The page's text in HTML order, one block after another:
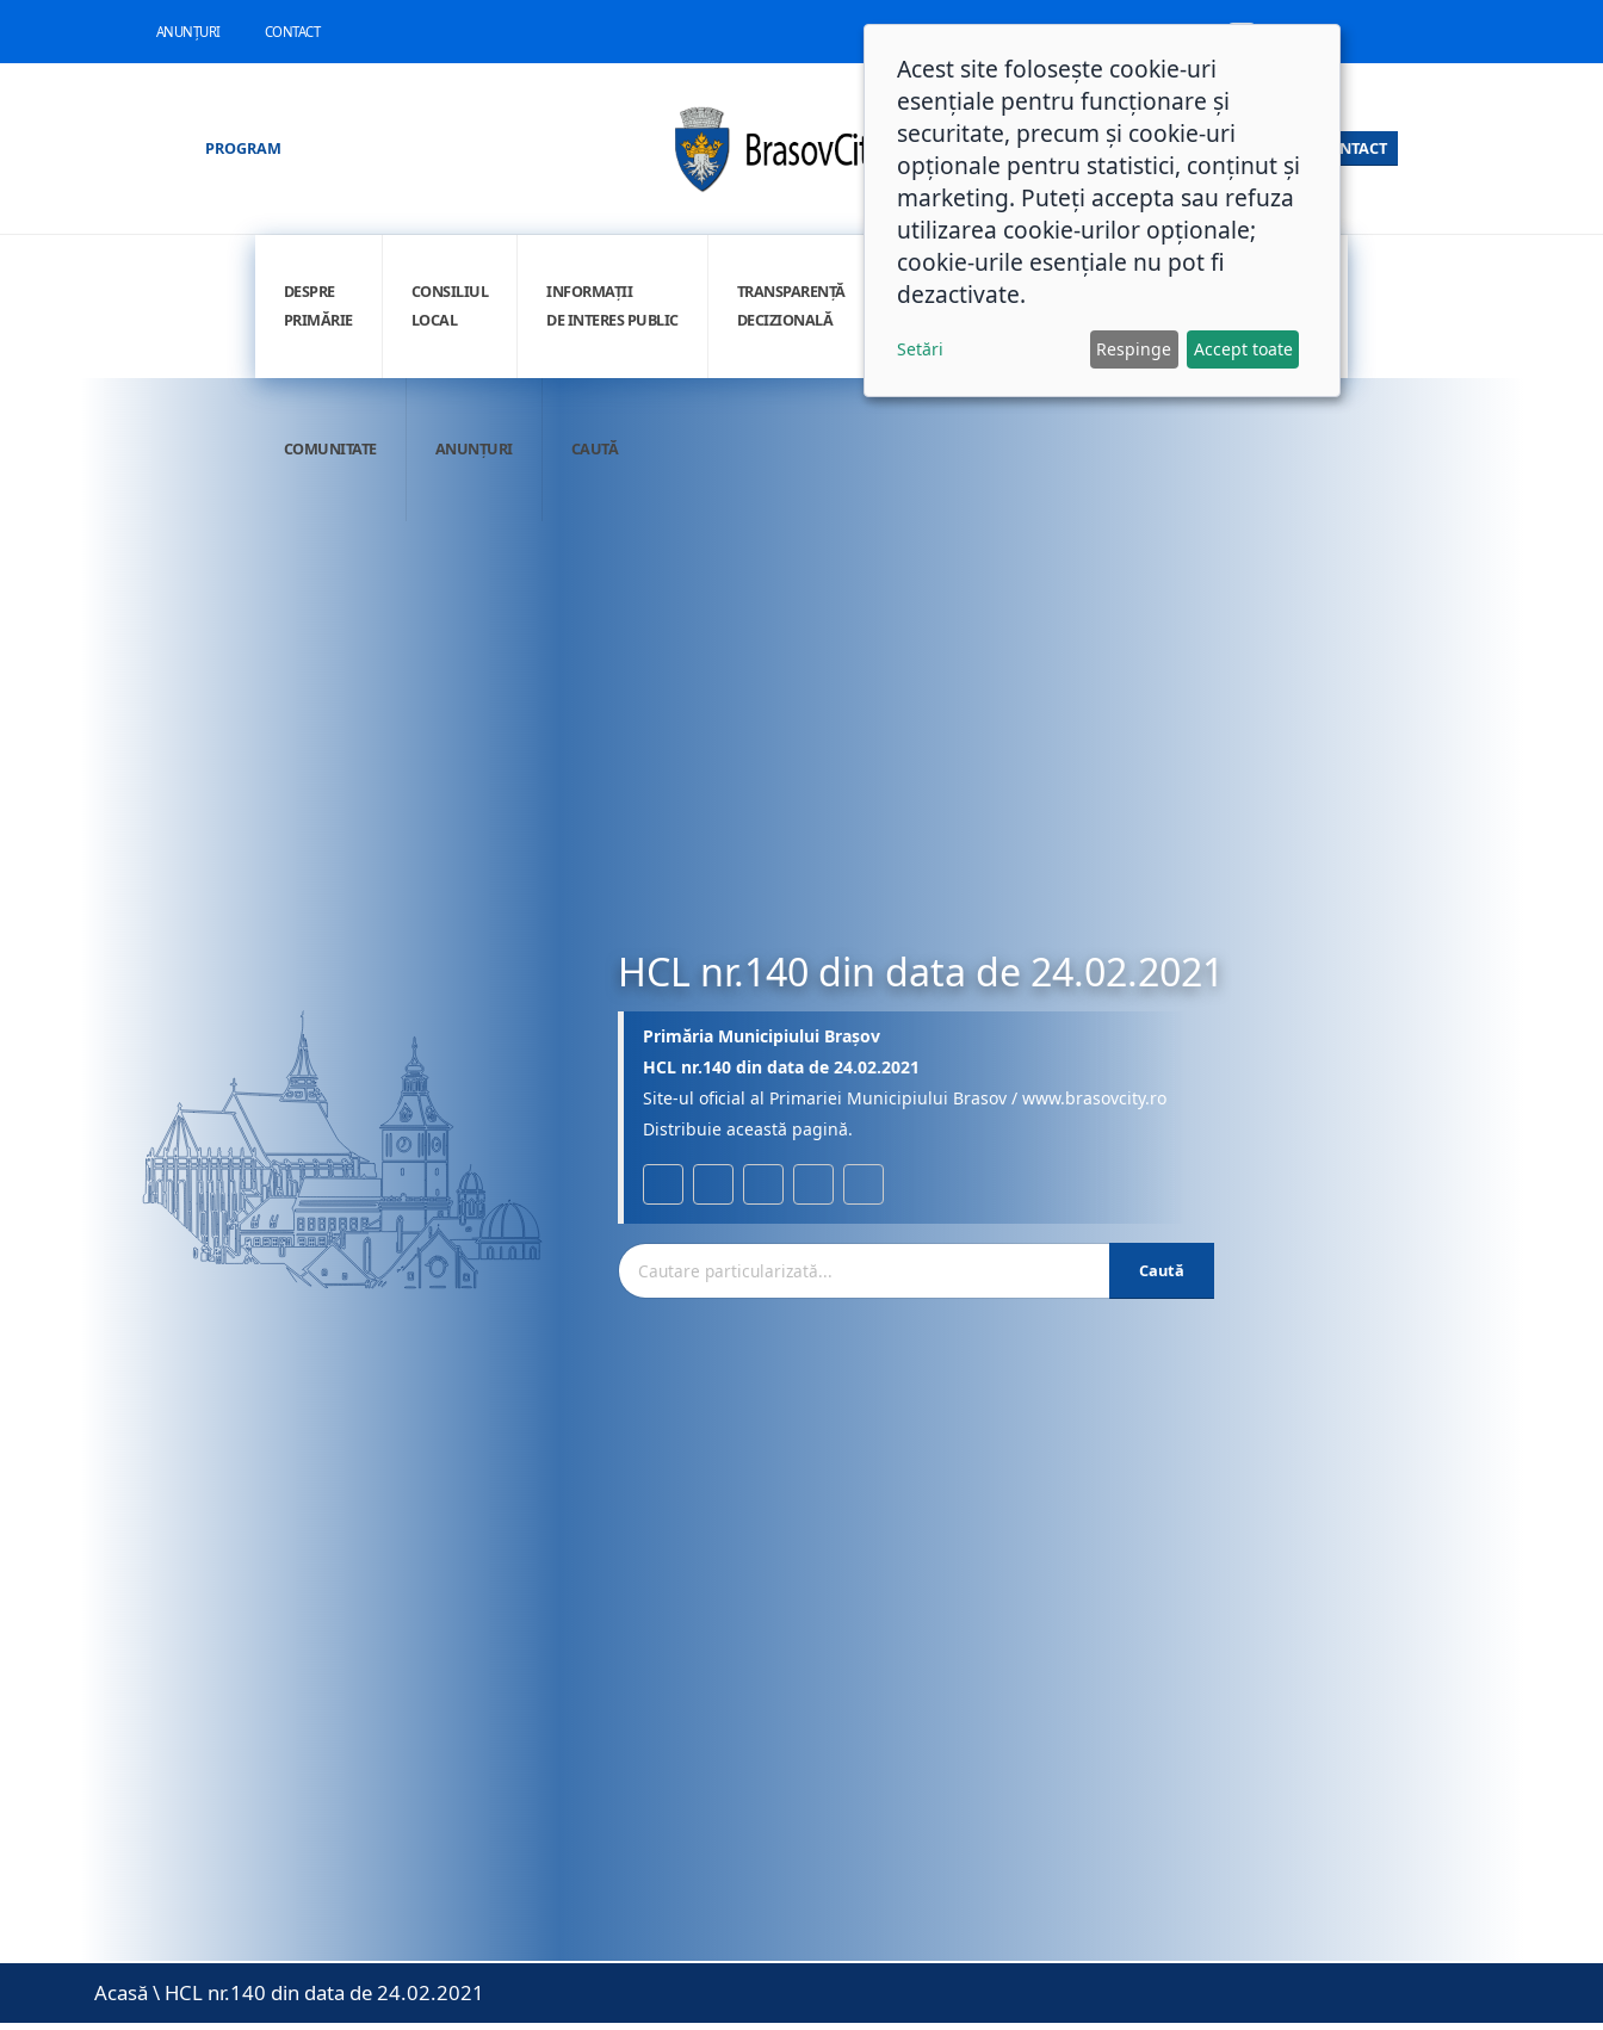
ANUNȚURI CONTACT
PROGRAM CONTACT
DESPRE
PRIMĂRIE
CONSILIUL
LOCAL
INFORMAȚII
DE INTERES PUBLIC
TRANSPARENȚĂ
DECIZIONALĂ
INTEGRITATE
COMUNITATE ANUNȚURI CAUTĂ
HCL nr.140 din data de 24.02.2021
Primăria Municipiului Brașov
HCL nr.140 din data de 24.02.2021
Site-ul oficial al Primariei Municipiului Brasov / www.brasovcity.ro
Distribuie această pagină.
Caută
Acasă \ HCL nr.140 din data de 24.02.2021
Acest site folosește cookie-uri
esențiale pentru funcționare și
securitate, precum și cookie-uri
opționale pentru statistici, conținut și
marketing. Puteți accepta sau refuza
utilizarea cookie-urilor opționale;
cookie-urile esențiale nu pot fi
dezactivate.
Setări Respinge Accept toate